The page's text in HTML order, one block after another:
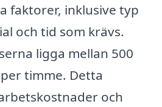
faktorer, inklusive typ
och tid som krävs.
ligga mellan 500
timme. Detta
och